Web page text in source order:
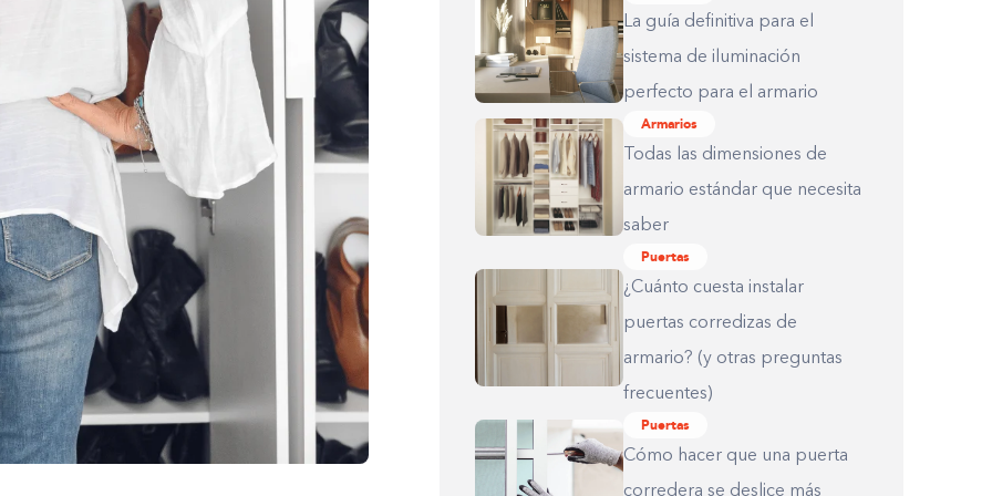
La guía definitiva para el
sistema de iluminación
perfecto para el armario
Armarios
Todas las dimensiones de
armario estándar que necesita
saber
Puertas
¿Cuánto cuesta instalar
puertas corredizas de
armario? (y otras preguntas
frecuentes)
Puertas
Cómo hacer que una puerta
corredera se deslice más